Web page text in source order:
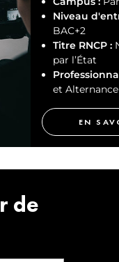
Niveau
BAC+2
Titre RNCP :
par l’État
et Alternance
EN
de